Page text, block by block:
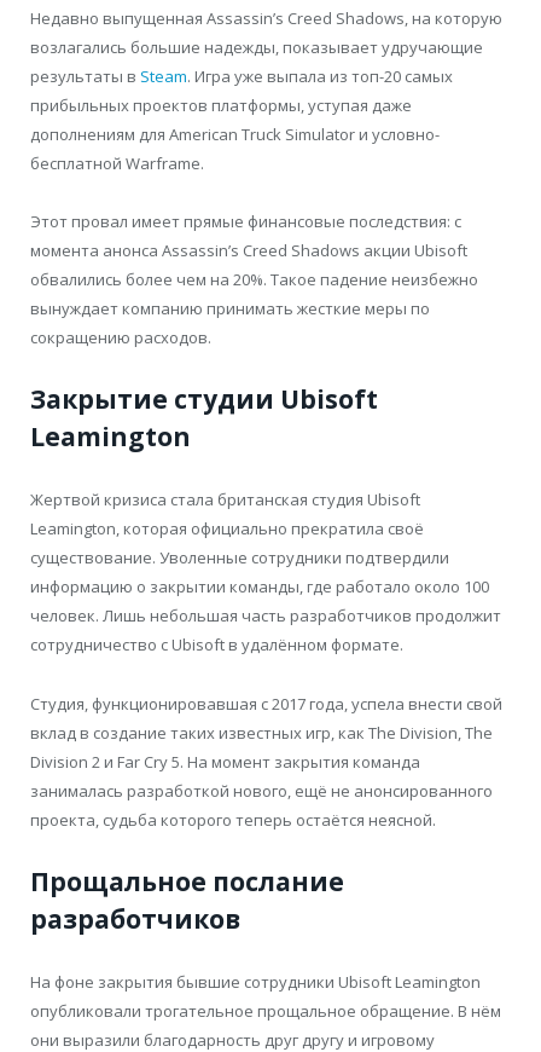
Недавно выпущенная Assassin’s Creed Shadows, на которую
возлагались большие надежды, показывает удручающие
результаты в Steam. Игра уже выпала из топ-20 самых
прибыльных проектов платформы, уступая даже
дополнениям для American Truck Simulator и условно-
бесплатной Warframe.
Этот провал имеет прямые финансовые последствия: с
момента анонса Assassin’s Creed Shadows акции Ubisoft
обвалились более чем на 20%. Такое падение неизбежно
вынуждает компанию принимать жесткие меры по
сокращению расходов.
Закрытие студии Ubisoft
Leamington
Жертвой кризиса стала британская студия Ubisoft
Leamington, которая официально прекратила своё
существование. Уволенные сотрудники подтвердили
информацию о закрытии команды, где работало около 100
человек. Лишь небольшая часть разработчиков продолжит
сотрудничество с Ubisoft в удалённом формате.
Студия, функционировавшая с 2017 года, успела внести свой
вклад в создание таких известных игр, как The Division, The
Division 2 и Far Cry 5. На момент закрытия команда
занималась разработкой нового, ещё не анонсированного
проекта, судьба которого теперь остаётся неясной.
Прощальное послание
разработчиков
На фоне закрытия бывшие сотрудники Ubisoft Leamington
опубликовали трогательное прощальное обращение. В нём
они выразили благодарность друг другу и игровому